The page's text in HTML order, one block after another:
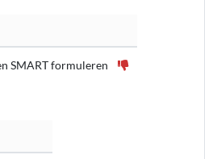
SMART formuleren